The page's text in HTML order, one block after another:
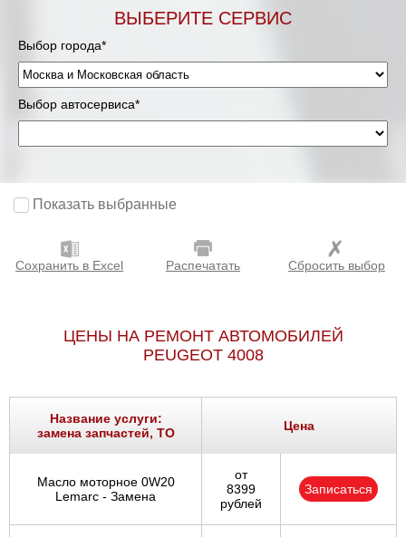
Мурманск
Нижневартовск
Нижний Новгород
Новосибирск
Оренбург
Петрозаводск
Ростов-на-Дону
Самара
Санкт-Петербург
Саратов
ВЫБЕРИТЕ СЕРВИС
Выбор города*
Выбор автосервиса*
Показать выбранные
Сохранить в Excel Распечатать Сбросить выбор
ЦЕНЫ НА РЕМОНТ АВТОМОБИЛЕЙ
PEUGEOT 4008
Название услуги:
замена запчастей, ТО
Цена
Масло моторное 0W20
Lemarc - Замена
от
8399
рублей
Записаться